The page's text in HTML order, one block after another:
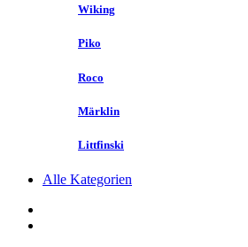
Wiking
Piko
Roco
Märklin
Littfinski
Alle Kategorien